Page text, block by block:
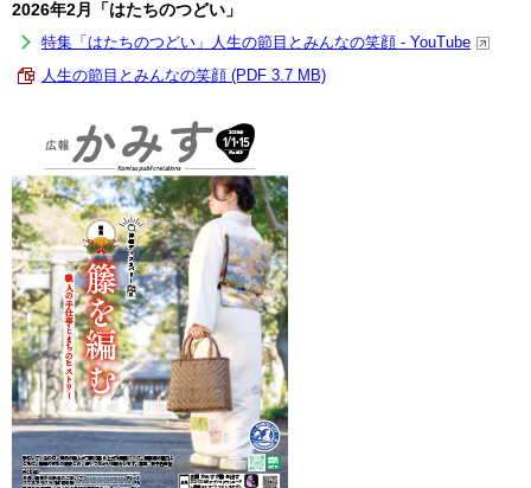
2026年2月「はたちのつどい」
特集「はたちのつどい」人生の節目とみんなの笑顔 - YouTube
人生の節目とみんなの笑顔 (PDF 3.7 MB)